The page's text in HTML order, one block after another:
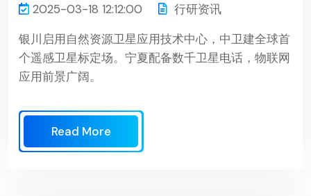
2025-03-18 12:12:00
行研资讯
银川启用自然资源卫星应用技术中心，中卫建全球首
个遥感卫星标定场。宁夏配备数千卫星电话，物联网
应用前景广阔。
Read More